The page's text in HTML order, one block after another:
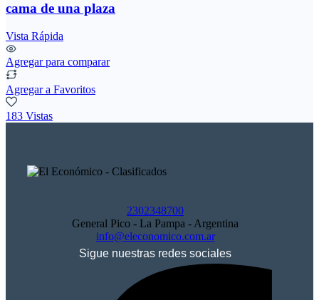
cama de una plaza
Vista Rápida
Agregar para comparar
Agregar a Favoritos
183 Vistas
2302348700
General Pico - La Pampa - Argentina
info@eleconomico.com.ar
Sigue nuestras redes sociales